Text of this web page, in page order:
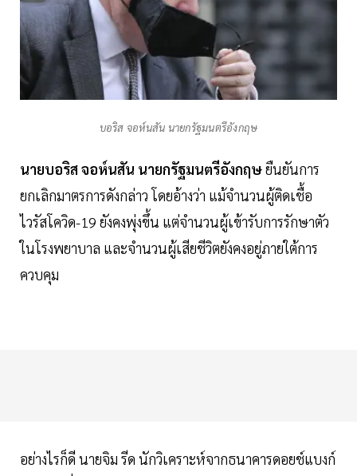
บอริส จอห์นสัน นายกรัฐมนตรีอังกฤษ
นายบอริส จอห์นสัน นายกรัฐมนตรีอังกฤษยืนยันการ
ยกเลิกมาตรการดังกล่าว โดยอ้างว่า แม้จำนวนผู้ติดเชื้อ
ไวรัสโควิด-19 ยังคงพุ่งขึ้น แต่จำนวนผู้เข้ารับการรักษาตัว
ในโรงพยาบาล และจำนวนผู้เสียชีวิตยังคงอยู่ภายใต้การ
ควบคุม
อย่างไรก็ดี นายจิม รีด นักวิเคราะห์จากธนาคารดอยช์แบงก์